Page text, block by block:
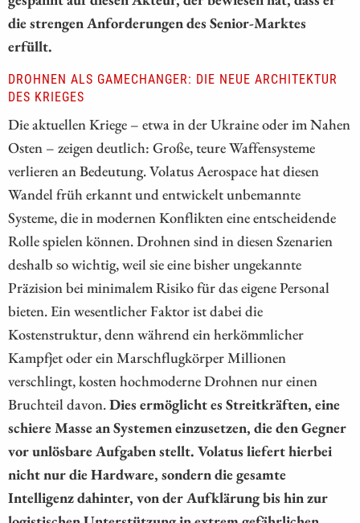
die strengen Anforderungen des Senior-Marktes
erfüllt.
DROHNEN ALS GAMECHANGER: DIE NEUE ARCHITEKTUR
DES KRIEGES
Die aktuellen Kriege – etwa in der Ukraine oder im Nahen
Osten – zeigen deutlich: Große, teure Waffensysteme
verlieren an Bedeutung. Volatus Aerospace hat diesen
Wandel früh erkannt und entwickelt unbemannte
Systeme, die in modernen Konflikten eine entscheidende
Rolle spielen können. Drohnen sind in diesen Szenarien
deshalb so wichtig, weil sie eine bisher ungekannte
Präzision bei minimalem Risiko für das eigene Personal
bieten. Ein wesentlicher Faktor ist dabei die
Kostenstruktur, denn während ein herkömmlicher
Kampfjet oder ein Marschflugkörper Millionen
verschlingt, kosten hochmoderne Drohnen nur einen
Bruchteil davon.Dies ermöglicht es Streitkräften, eine
schiere Masse an Systemen einzusetzen, die den Gegner
vor unlösbare Aufgaben stellt. Volatus liefert hierbei
nicht nur die Hardware, sondern die gesamte
Intelligenz dahinter, von der Aufklärung bis hin zur